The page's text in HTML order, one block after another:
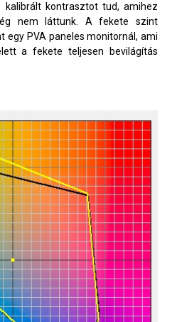
kalibrált kontrasztot tud, amihez
nem láttunk. A fekete szint
egy PVA paneles monitornál, ami
a fekete teljesen bevilágítás